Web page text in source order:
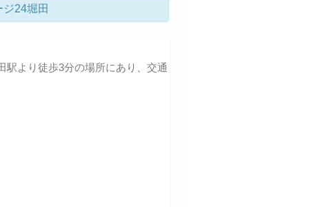
24堀田
駅より徒歩3分の場所にあり、交通